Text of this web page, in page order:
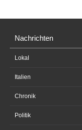
Nachrichten
Lokal
Italien
Chronik
Politik